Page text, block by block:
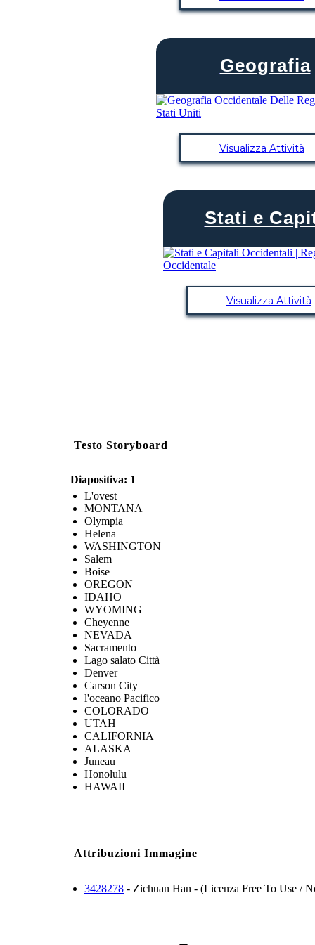
Geografia
Visualizza Attività
Stati e
Visualizza Attività
Testo Storyboard
Diapositiva: 1
L'ovest
MONTANA
Olympia
Helena
WASHINGTON
Salem
Boise
OREGON
IDAHO
WYOMING
Cheyenne
NEVADA
Sacramento
Lago salato Città
Denver
Carson City
l'oceano Pacifico
COLORADO
UTAH
CALIFORNIA
ALASKA
Juneau
Honolulu
HAWAII
Attribuzioni Immagine
3428278 - Zichuan Han - (Licenza Free To Use /